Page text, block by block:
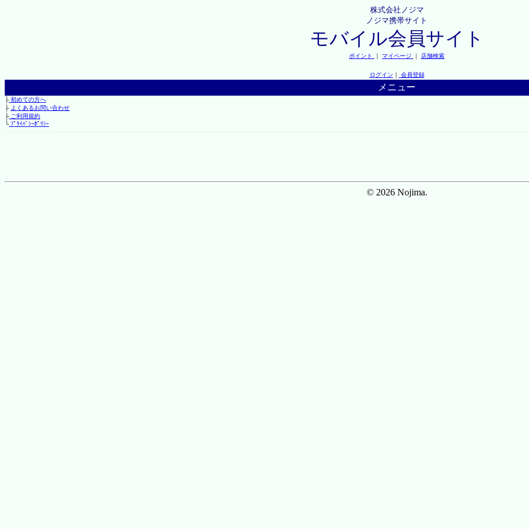
株式会社ノジマ
ノジマ携帯サイト
モバイル会員サイト
ポイント ｜ マイページ ｜ 店舗検索
ログイン ｜ 会員登録
メニュー
├初めての方へ
├ よくあるお問い合わせ
├ご利用規約
└ﾌﾟﾗｲﾊﾞｼｰﾎﾟﾘｼｰ
© 2026 Nojima.